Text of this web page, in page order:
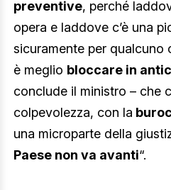
preventive, perché
opera e laddove c’è una
sicuramente per qualcuno
è meglio bloccare in
conclude il ministro – che
colpevolezza, con la
una microparte della
Paese non va avanti“.